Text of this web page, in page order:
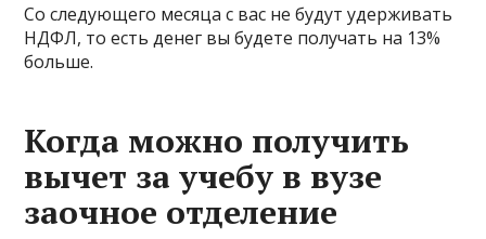
Со следующего месяца с вас не будут удерживать
НДФЛ, то есть денег вы будете получать на 13%
больше.
Когда можно получить
вычет за учебу в вузе
заочное отделение